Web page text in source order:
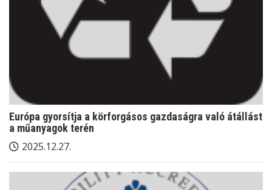
Európa gyorsítja a körforgásos gazdaságra való átállást
a műanyagok terén
2025.12.27.